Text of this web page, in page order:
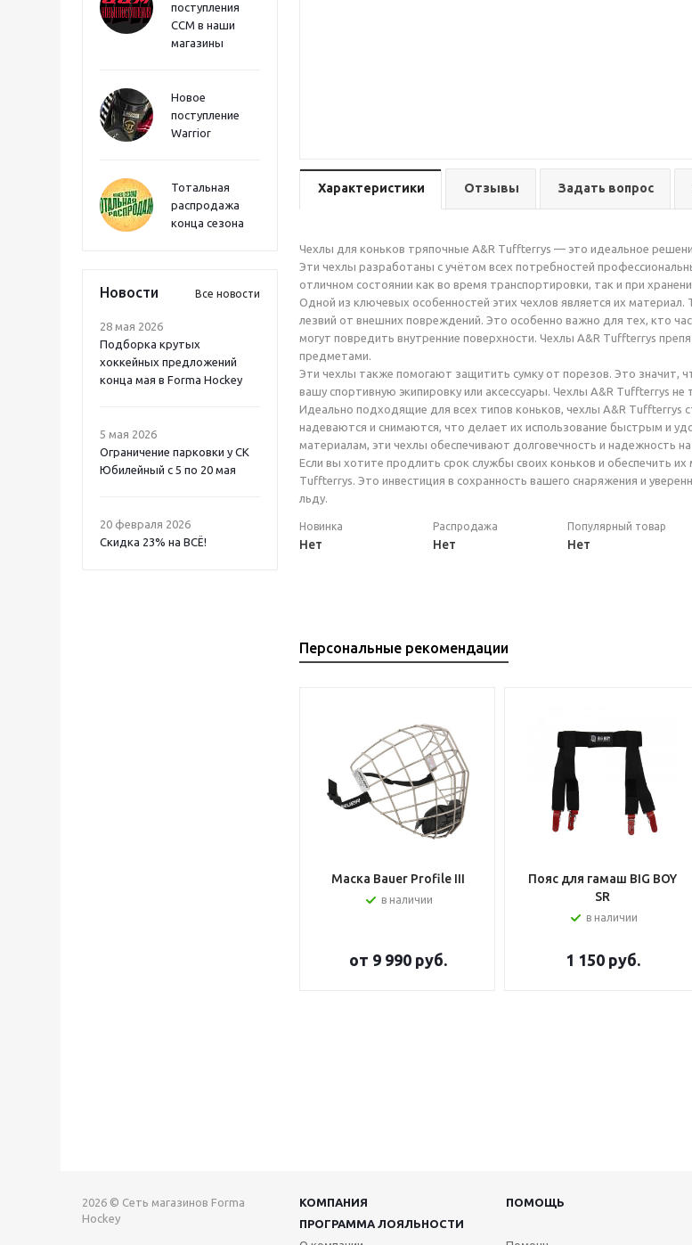
поступления
CCM в наши
магазины
Новое
поступление
Warrior
Тотальная
распродажа
конца сезона
Новости Все новости
28 мая 2026
Подборка крутых
хоккейных предложений
конца мая в Forma Hockey
5 мая 2026
Ограничение парковки у СК
Юбилейный с 5 по 20 мая
20 февраля 2026
Скидка 23% на ВСË!
Характеристики Отзывы Задать вопрос
Чехлы для коньков тряпочные A&R Tuffterrys — это идеальное
Эти чехлы разработаны с учётом всех потребностей
отличном состоянии как во время транспортировки, так и при
Одной из ключевых особенностей этих чехлов является их
лезвий от внешних повреждений. Это особенно важно для тех, кто
могут повредить внутренние поверхности. Чехлы A&R Tuffterrys
предметами.
Эти чехлы также помогают защитить сумку от порезов. Это значит,
вашу спортивную экипировку или аксессуары. Чехлы A&R Tuffterrys
Идеально подходящие для всех типов коньков, чехлы A&R Tuffterrys
надеваются и снимаются, что делает их использование быстрым и
материалам, эти чехлы обеспечивают долговечность и надежность
Если вы хотите продлить срок службы своих коньков и обеспечить
Tuffterrys. Это инвестиция в сохранность вашего снаряжения и
льду.
Новинка
Нет
Распродажа
Нет
Популярный товар
Нет
Персональные рекомендации
Маска Bauer Profile III
в наличии
от 9 990 руб.
Пояс для гамаш BIG BOY
SR
в наличии
1 150руб.
2026 © Сеть магазинов Forma
Hockey
КОМПАНИЯ ПОМОЩЬ
ПРОГРАММА ЛОЯЛЬНОСТИ